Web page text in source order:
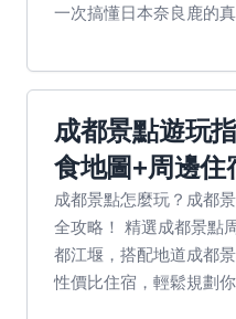
一次搞懂日本奈良鹿的真
成都景點遊玩
食地圖+周邊住
成都景點怎麼玩？成都
全攻略！ 精選成都景點
都江堰，搭配地道成都
性價比住宿，輕鬆規劃